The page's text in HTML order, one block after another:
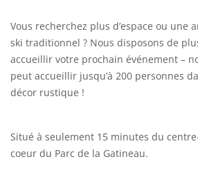
Vous recherchez plus d’espace ou une
ski traditionnel ? Nous disposons de
accueillir votre prochain événement –
peut accueillir jusqu’à 200 personnes
décor rustique !
Situé à seulement 15 minutes du
coeur du Parc de la Gatineau.